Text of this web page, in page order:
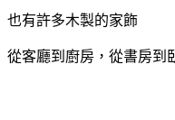
也有許多木製的家飾
從客廳到廚房，從書房到